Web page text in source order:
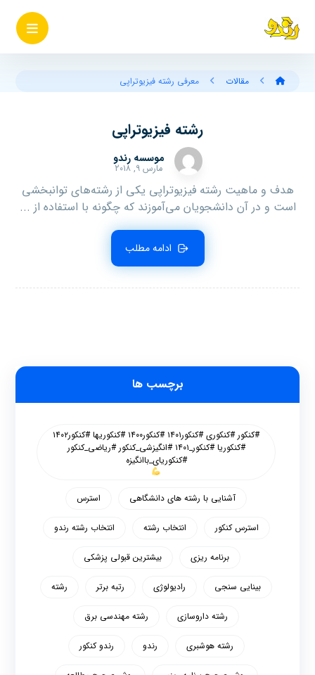
مقالات معرفی رشته فیزیوتراپی
رشته فیزیوتراپی
موسسه رندو
مارس ۹, ۲۰۱۸
هدف و ماهیت رشته فیزیوتراپی یکی از رشته‌های توانبخشی
است و در آن دانشجویان می‌آموزند که چگونه با استفاده از ...
ادامه مطلب
برچسب ها
#کنکور #کنکوری #کنکور۱۴۰۱ #کنکور۱۴۰۰ #کنکوریها #کنکور۱۴۰۲
#کنکوریا #کنکور_۱۴۰۱ #انگیزشی_کنکور #ریاضی_کنکور
#کنکوریای_باانگیزه
آشنایی با رشته های دانشگاهی استرس
استرس کنکور انتخاب رشته انتخاب رشته رندو
برنامه ریزی بیشترین قبولی پزشکی
بینایی سنجی رادیولوژی رتبه برتر رشته
رشته داروسازی رشته مهندسی برق
رشته هوشبری رندو رندو کنکور